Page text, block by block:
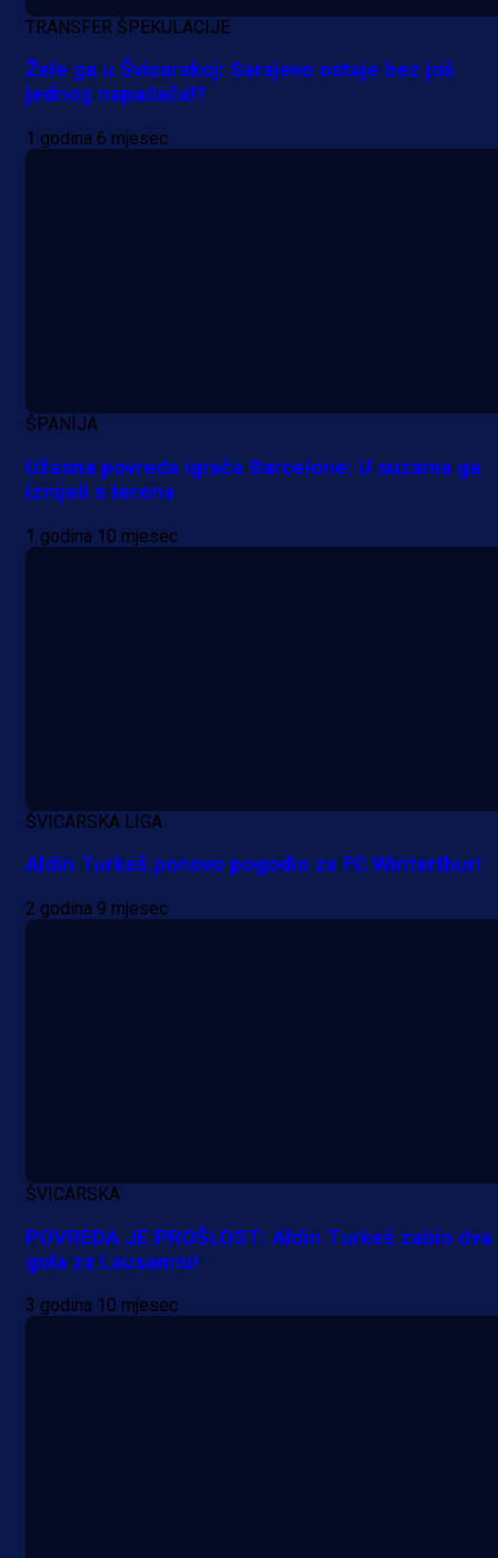
1 dan 9 h
Da li je selektor zadovoljan: Evo
Alajbegovića u Juventus!
TRANSFER ŠPEKULACIJE
Žele ga u Švicarskoj: Sarajevo ostaje bez još
jednog napadača!?
1 godina 6 mjesec
ŠPANIJA
Užasna povreda igrača Barcelone: U suzama ga
iznijeli s terena
1 godina 10 mjesec
ŠVICARSKA LIGA
Aldin Turkeš ponovo pogodio za FC Winterthur!
2 godina 9 mjesec
ŠVICARSKA
POVREDA JE PROŠLOST: Aldin Turkeš zabio dva
gola za Lausannu!
3 godina 10 mjesec